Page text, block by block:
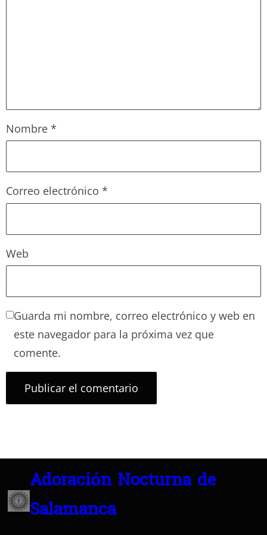
Nombre *
Correo electrónico *
Web
Guarda mi nombre, correo electrónico y web en
este navegador para la próxima vez que
comente.
Adoración Nocturna de
Salamanca